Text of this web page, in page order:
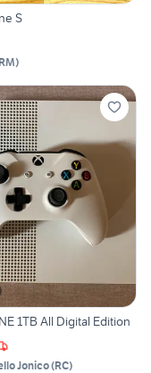
S
RM)
1TB All Digital Edition
Jonico(RC)